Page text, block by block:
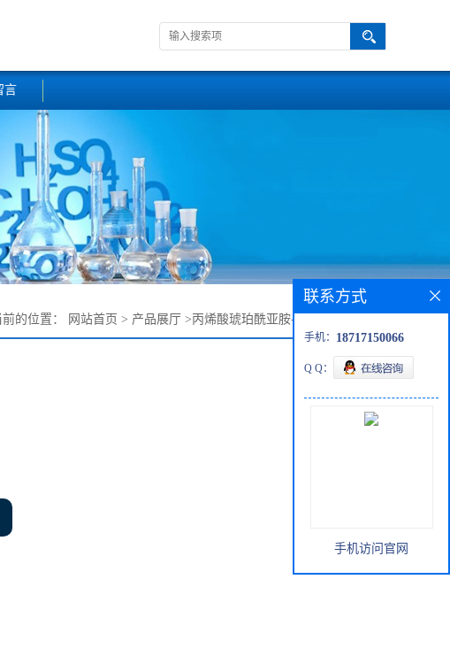
言
的位置： 网站首页 > 产品展厅 >丙烯酸琥珀酰亚胺-三聚乙二醇-叠氮
联系方式
手机： 18717150066
Q Q：
手机访问官网